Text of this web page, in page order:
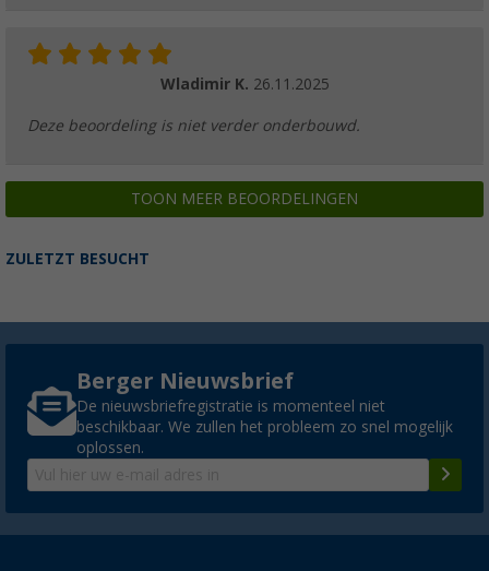
Wladimir K. 26.11.2025
Deze beoordeling is niet verder onderbouwd.
TOON MEER BEOORDELINGEN
ZULETZT BESUCHT
Berger Nieuwsbrief
De nieuwsbriefregistratie is momenteel niet
beschikbaar. We zullen het probleem zo snel mogelijk
oplossen.